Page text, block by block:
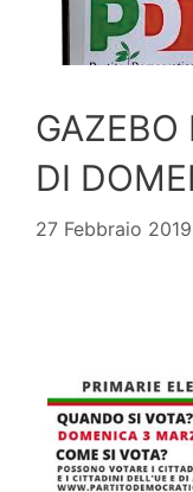
GAZEBO
DI
27 Febbraio 2019